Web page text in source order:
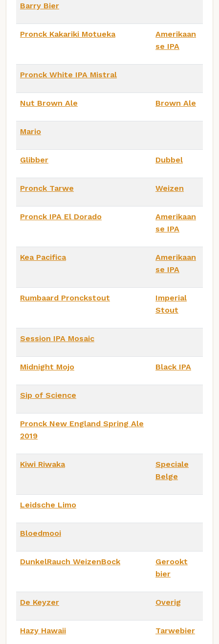
Barry Bier
Pronck Kakariki Motueka
Amerikaan
se IPA
Pronck White IPA Mistral
Nut Brown Ale Brown Ale
Mario
Glibber Dubbel
Pronck Tarwe Weizen
Pronck IPA El Dorado
Amerikaan
se IPA
Kea Pacifica
Amerikaan
se IPA
Rumbaard Pronckstout
Imperial
Stout
Session IPA Mosaic
Midnight Mojo Black IPA
Sip of Science
Pronck New England Spring Ale
2019
Kiwi Riwaka
Speciale
Belge
Leidsche Limo
Bloedmooi
DunkelRauch WeizenBock
Gerookt
bier
De Keyzer Overig
Hazy Hawaii Tarwebier